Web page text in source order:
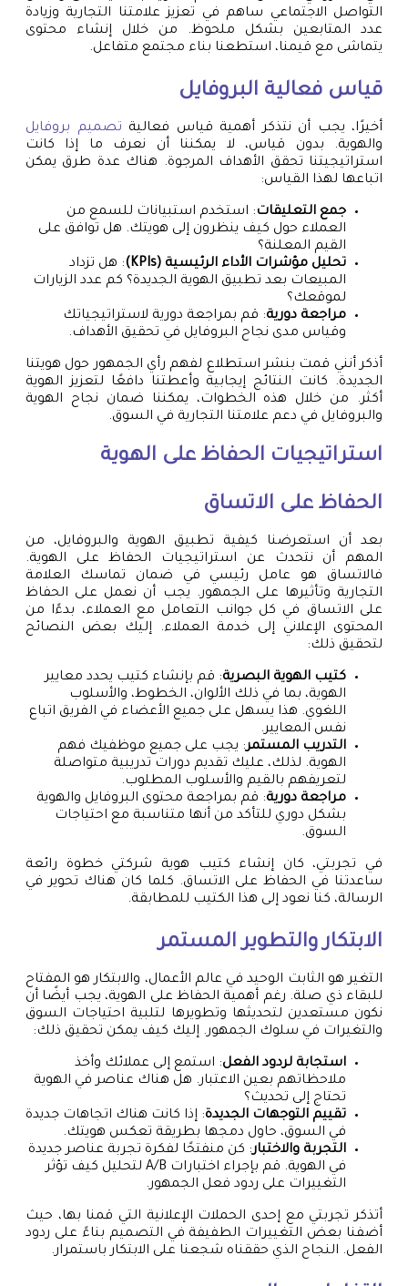
التواصل الاجتماعي ساهم في تعزيز علامتنا التجارية وزيادة
عدد المتابعين بشكل ملحوظ. من خلال إنشاء محتوى
يتماشى مع قيمنا، استطعنا بناء مجتمع متفاعل.
قياس فعالية البروفايل
أخيرًا، يجب أن نتذكر أهمية قياس فعالية تصميم بروفايل
والهوية. بدون قياس، لا يمكننا أن نعرف ما إذا كانت
استراتيجيتنا تحقق الأهداف المرجوة. هناك عدة طرق يمكن
اتباعها لهذا القياس:
جمع التعليقات: استخدم استبيانات للسمع من
العملاء حول كيف ينظرون إلى هويتك. هل توافق على
القيم المعلنة؟
تحليل مؤشرات الأداء الرئيسية (KPIs)
: هل تزداد
المبيعات بعد تطبيق الهوية الجديدة؟ كم عدد الزيارات
لموقعك؟
مراجعة دورية: قم بمراجعة دورية لاستراتيجياتك
وقياس مدى نجاح البروفايل في تحقيق الأهداف.
أذكر أنني قمت بنشر استطلاع لفهم رأي الجمهور حول هويتنا
الجديدة. كانت النتائج إيجابية وأعطتنا دافعًا لتعزيز الهوية
أكثر. من خلال هذه الخطوات، يمكننا ضمان نجاح الهوية
والبروفايل في دعم علامتنا التجارية في السوق.
استراتيجيات الحفاظ على الهوية
الحفاظ على الاتساق
بعد أن استعرضنا كيفية تطبيق الهوية والبروفايل، من
المهم أن نتحدث عن استراتيجيات الحفاظ على الهوية.
فالاتساق هو عامل رئيسي في ضمان تماسك العلامة
التجارية وتأثيرها على الجمهور. يجب أن نعمل على الحفاظ
على الاتساق في كل جوانب التعامل مع العملاء، بدءًا من
المحتوى الإعلاني إلى خدمة العملاء. إليك بعض النصائح
لتحقيق ذلك:
كتيب الهوية البصرية: قم بإنشاء كتيب يحدد معايير
الهوية، بما في ذلك الألوان، الخطوط، والأسلوب
اللغوي. هذا يسهل على جميع الأعضاء في الفريق اتباع
نفس المعايير.
التدريب المستمر: يجب على جميع موظفيك فهم
الهوية. لذلك، عليك تقديم دورات تدريبية متواصلة
لتعريفهم بالقيم والأسلوب المطلوب.
مراجعة دورية: قم بمراجعة محتوى البروفايل والهوية
بشكل دوري للتأكد من أنها متناسبة مع احتياجات
السوق.
في تجربتي، كان إنشاء كتيب هوية شركتي خطوة رائعة
ساعدتنا في الحفاظ على الاتساق. كلما كان هناك تحوير في
الرسالة، كنا نعود إلى هذا الكتيب للمطابقة.
الابتكار والتطوير المستمر
التغير هو الثابت الوحيد في عالم الأعمال، والابتكار هو المفتاح
للبقاء ذي صلة. رغم أهمية الحفاظ على الهوية، يجب أيضًا أن
نكون مستعدين لتحديثها وتطويرها لتلبية احتياجات السوق
والتغيرات في سلوك الجمهور. إليك كيف يمكن تحقيق ذلك:
استجابة لردود الفعل: استمع إلى عملائك وأخذ
ملاحظاتهم بعين الاعتبار. هل هناك عناصر في الهوية
تحتاج إلى تحديث؟
تقييم التوجهات الجديدة: إذا كانت هناك اتجاهات جديدة
في السوق، حاول دمجها بطريقة تعكس هويتك.
التجربة والاختبار: كن منفتحًا لفكرة تجربة عناصر جديدة
في الهوية. قم بإجراء اختبارات A/B لتحليل كيف تؤثر
التغييرات على ردود فعل الجمهور.
أتذكر تجربتي مع إحدى الحملات الإعلانية التي قمنا بها، حيث
أضفنا بعض التغييرات الطفيفة في التصميم بناءً على ردود
الفعل. النجاح الذي حققناه شجعنا على الابتكار باستمرار.